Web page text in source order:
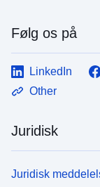
Følg os på
LinkedIn
Other
Juridisk
Juridisk